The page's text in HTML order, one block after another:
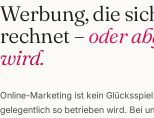
Werbung, die
rechnet –oder
wird.
Online-Marketing ist kein
gelegentlich so betrieben wird. Bei